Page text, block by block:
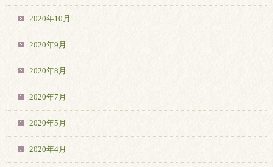
2020年10月
2020年9月
2020年8月
2020年7月
2020年5月
2020年4月